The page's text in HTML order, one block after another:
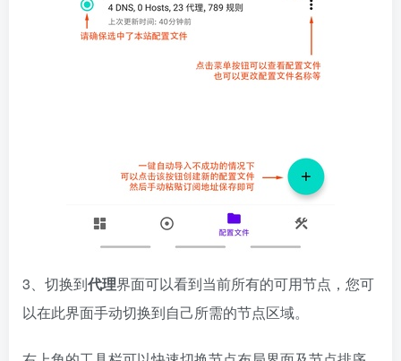
3、切换到代理界面可以看到当前所有的可用节点，您可
以在此界面手动切换到自己所需的节点区域。